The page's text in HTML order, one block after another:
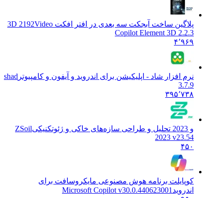
پلاگین ساخت آبجکت سه بعدی در افتر افکت 3D 2192 Video
Copilot Element 3D 2.2.3
۴٬۹۶۹
نرم افزار شاد - اپلیکیشن برای اندروید و آیفون و کامپیوتر shad
3.7.9
۳۹۵٬۷۳۸
و 2023 تحلیل و طراحی سازه‌های خاکی و ژئوتکنیکی
ZSoil
2023 v23.54
۴۵۰
کوپایلت برنامه هوش مصنوعی مایکروسافت برای
اندروید Microsoft Copilot v30.0.440623001